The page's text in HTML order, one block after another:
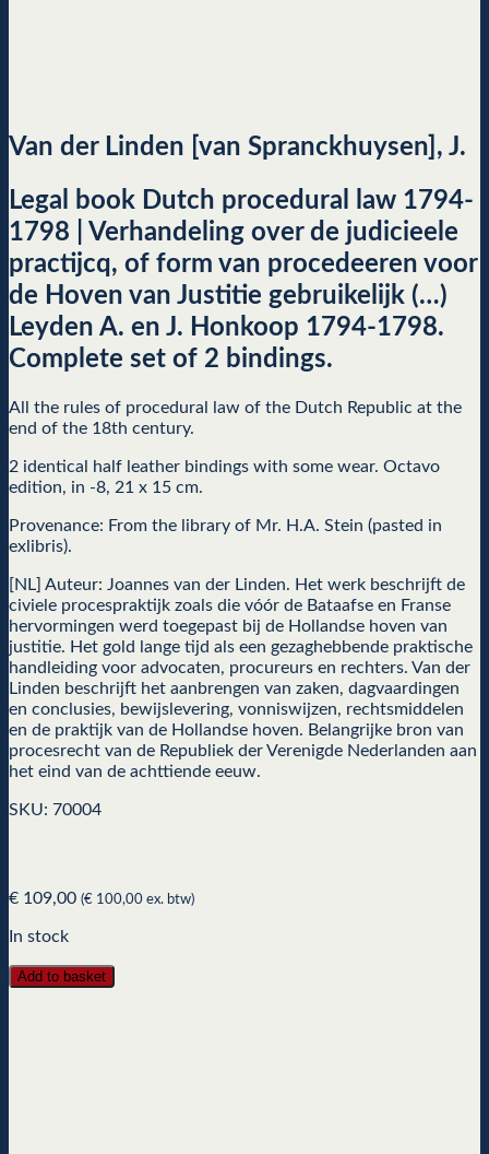
Van der Linden [van Spranckhuysen], J.
Legal book Dutch procedural law 1794-
1798 | Verhandeling over de judicieele
practijcq, of form van procedeeren voor
de Hoven van Justitie gebruikelijk (…)
Leyden A. en J. Honkoop 1794-1798.
Complete set of 2 bindings.
All the rules of procedural law of the Dutch Republic at the
end of the 18th century.
2 identical half leather bindings with some wear. Octavo
edition, in -8, 21 x 15 cm.
Provenance: From the library of Mr. H.A. Stein (pasted in
exlibris).
[NL] Auteur: Joannes van der Linden. Het werk beschrijft de
civiele procespraktijk zoals die vóór de Bataafse en Franse
hervormingen werd toegepast bij de Hollandse hoven van
justitie. Het gold lange tijd als een gezaghebbende praktische
handleiding voor advocaten, procureurs en rechters. Van der
Linden beschrijft het aanbrengen van zaken, dagvaardingen
en conclusies, bewijslevering, vonniswijzen, rechtsmiddelen
en de praktijk van de Hollandse hoven. Belangrijke bron van
procesrecht van de Republiek der Verenigde Nederlanden aan
het eind van de achttiende eeuw.
SKU: 70004
€ 109,00 (€ 100,00 ex. btw)
In stock
Add to basket